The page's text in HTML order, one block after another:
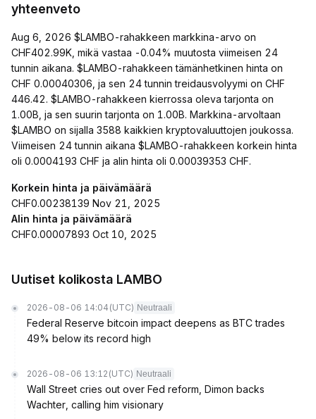
yhteenveto
Aug 6, 2026 $LAMBO-rahakkeen markkina-arvo on
CHF402.99K, mikä vastaa -0.04% muutosta viimeisen 24
tunnin aikana. $LAMBO-rahakkeen tämänhetkinen hinta on
CHF 0.00040306, ja sen 24 tunnin treidausvolyymi on CHF
446.42. $LAMBO-rahakkeen kierrossa oleva tarjonta on
1.00B, ja sen suurin tarjonta on 1.00B. Markkina-arvoltaan
$LAMBO on sijalla 3588 kaikkien kryptovaluuttojen joukossa.
Viimeisen 24 tunnin aikana $LAMBO-rahakkeen korkein hinta
oli 0.0004193 CHF ja alin hinta oli 0.00039353 CHF.
Korkein hinta ja päivämäärä
CHF0.00238139 Nov 21, 2025
Alin hinta ja päivämäärä
CHF0.00007893 Oct 10, 2025
Uutiset kolikosta LAMBO
2026-08-06 14:04 (UTC) Neutraali
Federal Reserve bitcoin impact deepens as BTC trades
49% below its record high
2026-08-06 13:12 (UTC) Neutraali
Wall Street cries out over Fed reform, Dimon backs
Wachter, calling him visionary